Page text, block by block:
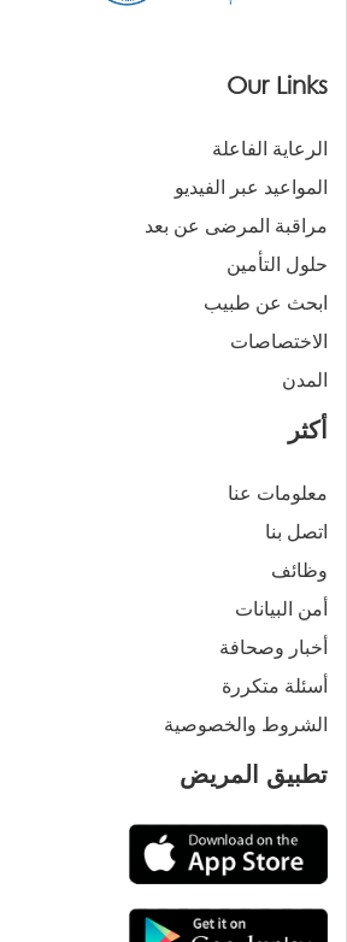
Our Links
الرعاية الفاعلة
المواعيد عبر الفيديو
مراقبة المرضى عن بعد
حلول التأمين
ابحث عن طبيب
الاختصاصات
المدن
أكثر
معلومات عنا
اتصل بنا
وظائف
أمن البيانات
أخبار وصحافة
أسئلة متكررة
الشروط والخصوصية
تطبيق المريض